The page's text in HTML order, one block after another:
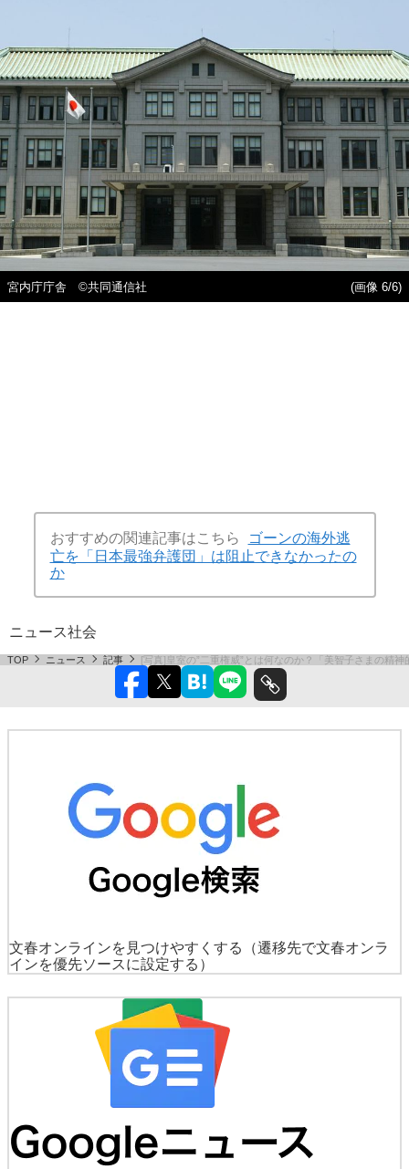
宮内庁庁舎 ©共同通信社 (画像 6/6)
おすすめの関連記事はこちら
ゴーンの海外逃
亡を「日本最強弁護団」は阻止できなかったの
か
ニュース社会
TOP ニュース 記事 [写真]皇室の”二重権威”とは何なのか？「美智子さまの精
文春オンラインを見つけやすくする
（遷移先で文春オンラ
インを優先ソースに設定する）